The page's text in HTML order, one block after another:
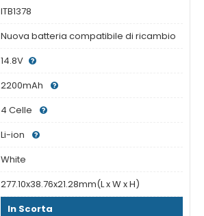
ITB1378
Nuova batteria compatibile di ricambio
14.8V
2200mAh
4 Celle
Li-ion
White
277.10x38.76x21.28mm(L x W x H)
In Scorta